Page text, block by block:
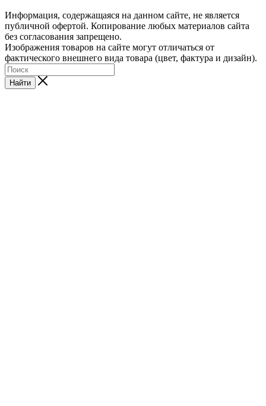
Информация, содержащаяся на данном сайте, не является
публичной офертой. Копирование любых материалов сайта
без согласования запрещено.
Изображения товаров на сайте могут отличаться от
фактического внешнего вида товара (цвет, фактура и дизайн).
Найти